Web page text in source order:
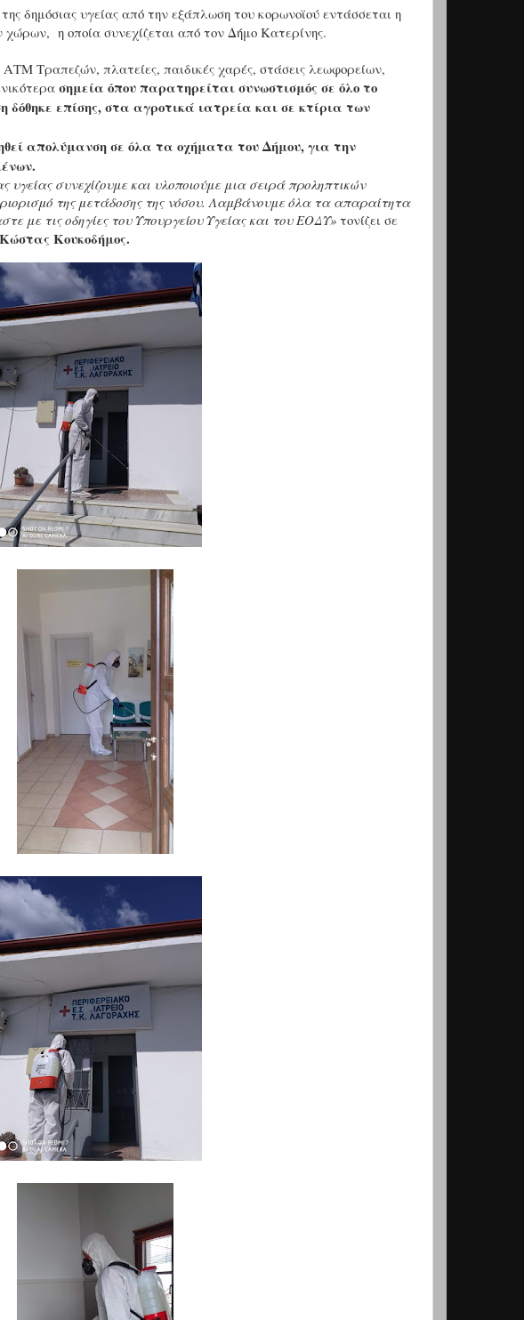
δημόσιας υγείας από την εξάπλωση του κορωνοϊού εντάσσεται η
η οποία συνεχίζεται από τον Δήμο Κατερίνης.
Τραπεζών, πλατείες, παιδικές χαρές, στάσεις λεωφορείων,
σημεία όπου παρατηρείται συνωστισμός σε όλο το
επίσης, στα αγροτικά ιατρεία και σε κτίρια των
απολύμανση σε όλα τα οχήματα του Δήμου, για την
υγείας συνεχίζουμε και υλοποιούμε μια σειρά προληπτικών
της μετάδοσης της νόσου. Λαμβάνουμε όλα τα απαραίτητα
με τις οδηγίες του Υπουργείου Υγείας και του ΕΟΔΥ» τονίζει σε
Κουκοδήμος.